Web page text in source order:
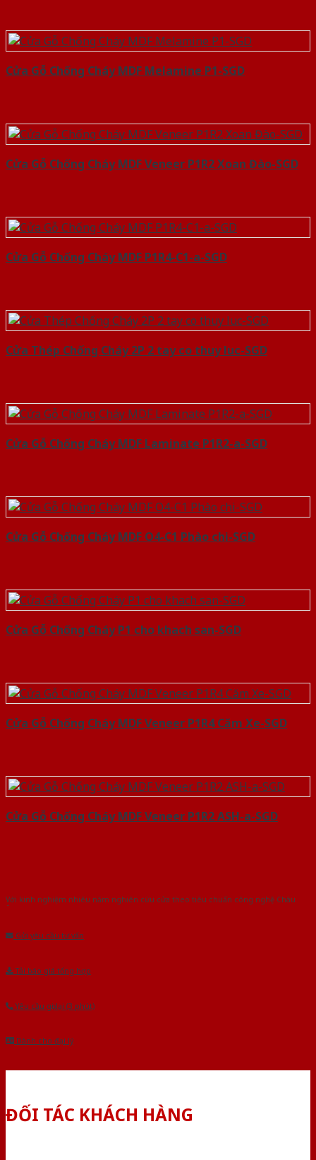
Cửa Gỗ Chống Cháy MDF Melamine P1-SGD
Cửa Gỗ Chống Cháy MDF Veneer P1R2 Xoan Đào-SGD
Cửa Gỗ Chống Cháy MDF P1R4-C1-a-SGD
Cửa Thép Chống Cháy 2P 2 tay co thuy luc-SGD
Cửa Gỗ Chống Cháy MDF Laminate P1R2-a-SGD
Cửa Gỗ Chống Cháy MDF O4-C1 Phào chi-SGD
Cửa Gỗ Chống Cháy P1 cho khach san-SGD
Cửa Gỗ Chống Cháy MDF Veneer P1R4 Căm Xe-SGD
Cửa Gỗ Chống Cháy MDF Veneer P1R2 ASH-a-SGD
Với kinh nghiệm nhiêu năm nghiên cứu cửa theo tiêu chuẩn công nghệ Châu
Gửi yêu cầu tư vấn
Tải báo giá tổng hợp
Yêu cầu gọi lại (3 phút)
Dành cho đại lý
ĐỐI TÁC KHÁCH HÀNG